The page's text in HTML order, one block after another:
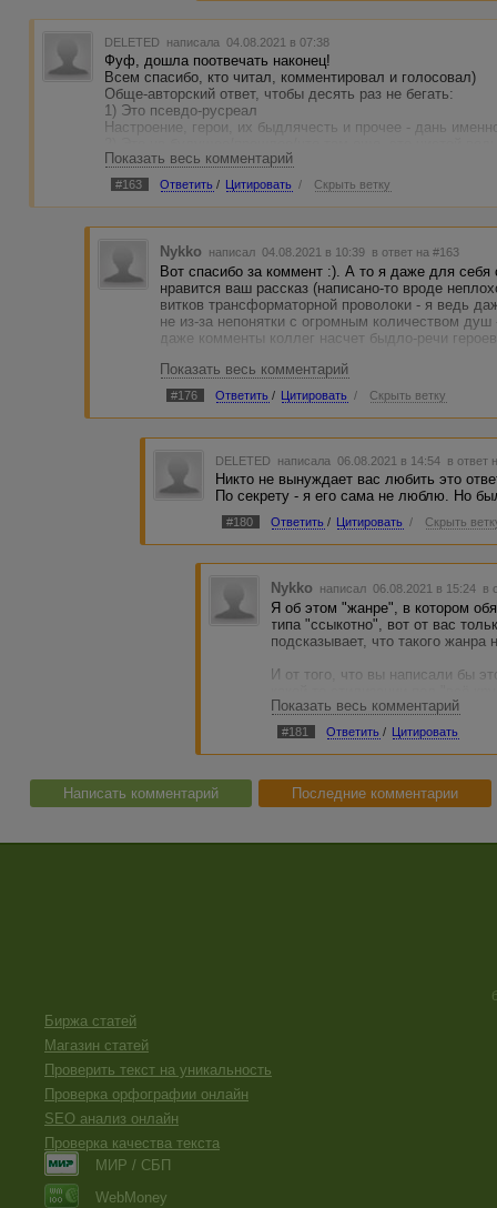
DELETED написала 04.08.2021 в 07:38
Фуф, дошла поотвечать наконец!
Всем спасибо, кто читал, комментировал и голосовал)
Обще-авторский ответ, чтобы десять раз не бегать:
1) Это псевдо-русреал
Настроение, герои, их быдлячесть и прочее - дань
Которая не наш мир, а некий другой, в котором
2010-ый года.
3) Финал - открытый
А посему - никаких авторских комментариев на тему,
Думайте сами)
Еще раз всем спасибо!
Показать весь комментарий
#163 Ответить / Цитировать / Скрыть ветку
Nykko написал 04.08.2021 в 10:39 в ответ на #163
Вот спасибо за коммент :). А то я даже для
нравится ваш рассказ (написано-то вроде
витков трансформаторной проволоки - я ведь
не из-за непонятки с огромным количеством
даже комменты коллег насчет быдло-речи
А вы ответ сразу всем написали - и все сразу
"1) Это псевдо-русреал
Настроение, герои, их быдлячесть и прочее -
Просто чудесная идея, ничего не скажешь.
именно через быдлячество героев.
действительность - побыдлячее ее оформить :).
Показать весь комментарий
#176 Ответить / Цитировать / Скрыть ветку
DELETED написала 06.08.2021 в 14:54 в ответ
Никто не вынуждает вас любить это
По секрету - я его сама не люблю. Но
#180 Ответить / Цитировать / Скрыть
Nykko написал 06.08.2021 в 15:24 в
Я об этом "жанре", в котором
типа "ссыкотно", вот от вас
подсказывает, что такого
И от того, что вы написали бы
бы совершенно ничего не
крайней мере несколько
Показать весь комментарий
#181 Ответить / Цитировать
Написать комментарий Последние комментарии
Биржа статей
Магазин статей
Проверить текст на уникальность
Проверка орфографии онлайн
SEO анализ онлайн
Проверка качества текста
МИР / СБП
WebMoney